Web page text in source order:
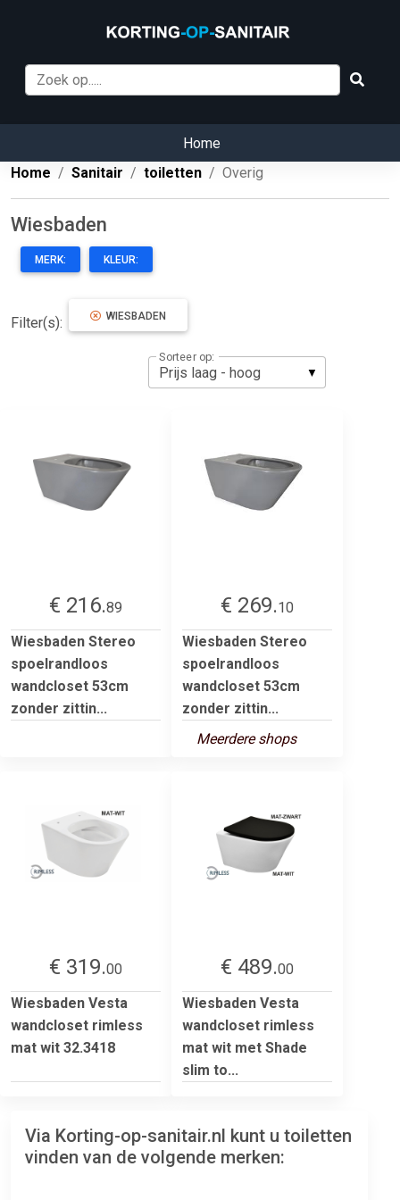
Home
Home
Sanitair toiletten Overig
Wiesbaden
MERK: KLEUR:
Filter(s): WIESBADEN
Sorteer op:
€ 216.89
Wiesbaden Stereo
spoelrandloos
wandcloset 53cm
zonder zittin...
€ 269.10
Wiesbaden Stereo
spoelrandloos
wandcloset 53cm
zonder zittin...
Meerdere shops
€ 319.00
Wiesbaden Vesta
wandcloset rimless
mat wit 32.3418
€ 489.00
Wiesbaden Vesta
wandcloset rimless
mat wit met Shade
slim to...
Via Korting-op-sanitair.nl kunt u toiletten
vinden van de volgende merken: